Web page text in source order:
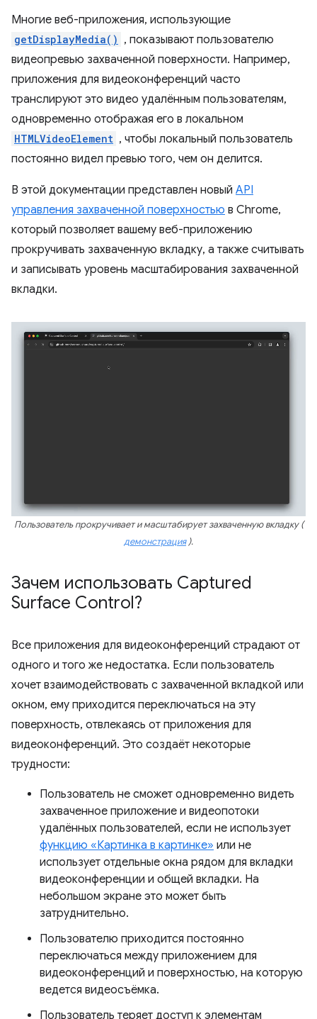
Многие веб-приложения, использующие
getDisplayMedia() , показывают пользователю
видеопревью захваченной поверхности. Например,
приложения для видеоконференций часто
транслируют это видео удалённым пользователям,
одновременно отображая его в локальном
HTMLVideoElement , чтобы локальный пользователь
постоянно видел превью того, чем он делится.
В этой документации представлен новый API
управления захваченной поверхностью в Chrome,
который позволяет вашему веб-приложению
прокручивать захваченную вкладку, а также считывать
и записывать уровень масштабирования захваченной
вкладки.
Пользователь прокручивает и масштабирует захваченную вкладку (
демонстрация).
Зачем использовать Captured
Surface Control?
Все приложения для видеоконференций страдают от
одного и того же недостатка. Если пользователь
хочет взаимодействовать с захваченной вкладкой или
окном, ему приходится переключаться на эту
поверхность, отвлекаясь от приложения для
видеоконференций. Это создаёт некоторые
трудности:
Пользователь не сможет одновременно видеть
захваченное приложение и видеопотоки
удалённых пользователей, если не использует
функцию «Картинка в картинке» или не
использует отдельные окна рядом для вкладки
видеоконференции и общей вкладки. На
небольшом экране это может быть
затруднительно.
Пользователю приходится постоянно
переключаться между приложением для
видеоконференций и поверхностью, на которую
ведется видеосъёмка.
Пользователь теряет доступ к элементам